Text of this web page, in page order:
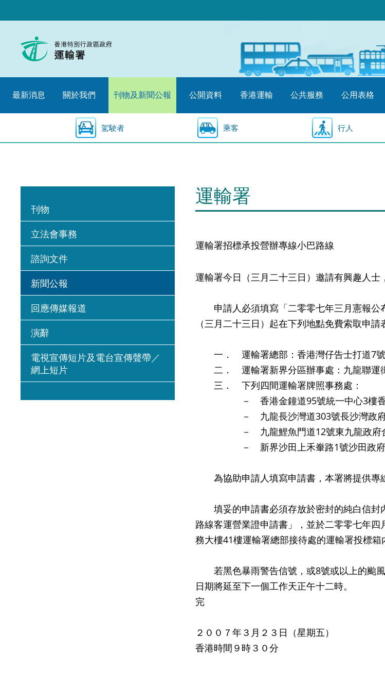
至
始
最新消息 關於我們 刊物及新聞公報 公開資料 香港運輸 公共服務 公用表格
駕駛者 乘客 行人
刊物
立法會事務
諮詢文件
新聞公報
回應傳媒報道
演辭
電視宣傳短片及電台宣傳聲帶／
網上短片
運輸署
運輸署招標承投營辦專線小巴路線
運輸署今日（三月二十三日）邀請有興趣人士
申請人必須填寫「二零零七年三月憲報公
（三月二十三日）起在下列地點免費索取申請
一． 運輸署總部：香港灣仔告士打道7號
二． 運輸署新界分區辦事處：九龍聯運
三． 下列四間運輸署牌照事務處：
－ 香港金鐘道95號統一中心3樓香
－ 九龍長沙灣道303號長沙灣政府合
－ 九龍鯉魚門道12號東九龍政府合
－ 新界沙田上禾輋路1號沙田政府合
為協助申請人填寫申請書，本署將提供專
填妥的申請書必須存放於密封的純白信封
路線客運營業證申請書」，並於二零零七年
務大樓41樓運輸署總部接待處的運輸署投標
若黑色暴雨警告信號，或8號或以上的颱風
日期將延至下一個工作天正午十二時。
完
２００７年３月２３日（星期五）
香港時間９時３０分